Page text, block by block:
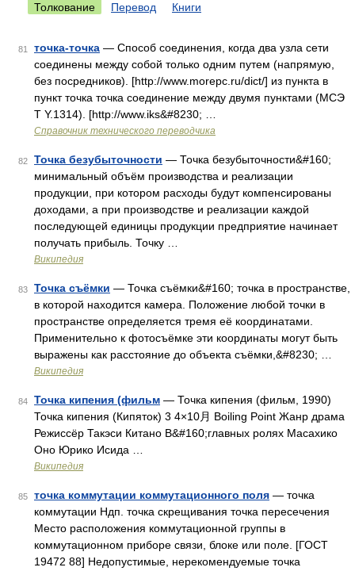
Толкование Перевод Книги
81 точка-точка — Способ соединения, когда два узла сети
соединены между собой только одним путем (напрямую,
без посредников). [http://www.morepc.ru/dict/] из пункта в
пункт точка точка соединение между двумя пунктами (МСЭ
Т Y.1314). [http://www.iks&#8230; …
Справочник технического переводчика
82 Точка безубыточности — Точка безубыточности&#160;
минимальный объём производства и реализации
продукции, при котором расходы будут компенсированы
доходами, а при производстве и реализации каждой
последующей единицы продукции предприятие начинает
получать прибыль. Точку …
Википедия
83 Точка съёмки — Точка съёмки&#160; точка в пространстве,
в которой находится камера. Положение любой точки в
пространстве определяется тремя её координатами.
Применительно к фотосъёмке эти координаты могут быть
выражены как расстояние до объекта съёмки,&#8230; …
Википедия
84 Точка кипения (фильм — Точка кипения (фильм, 1990)
Точка кипения (Кипяток) 3 4×10月 Boiling Point Жанр драма
Режиссёр Такэси Китано В&#160;главных ролях Масахико
Оно Юрико Исида …
Википедия
85 точка коммутации коммутационного поля — точка
коммутации Ндп. точка скрещивания точка пересечения
Место расположения коммутационной группы в
коммутационном приборе связи, блоке или поле. [ГОСТ
19472 88] Недопустимые, нерекомендуемые точка